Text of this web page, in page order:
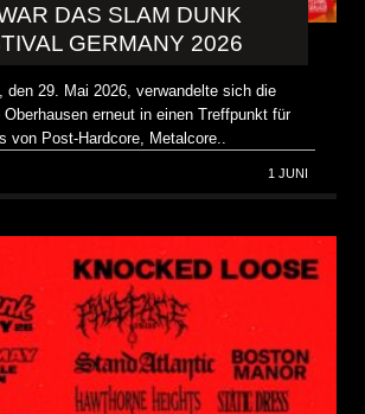
DAS SLAM DUNK
GERMANY 2026
den 29. Mai 2026, verwandelte sich die
Oberhausen erneut in einen Treffpunkt für
von Post-Hardcore, Metalcore..
1 JUNI